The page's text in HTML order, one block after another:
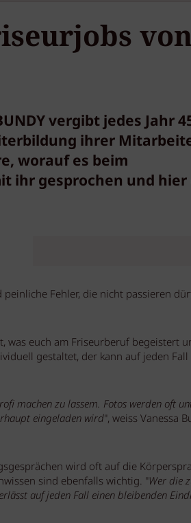
von
vergibt jedes Jahr
ihrer
worauf es beim
ihr gesprochen und hier
Fehler, die nicht passieren
euch am Friseurberuf begeistert
gestaltet, der kann auf jeden
machen zu lassem. Fotos werden oft
eingeladen wird", weiss Vanessa
wird oft auf die
sind ebenfalls wichtig. "Wer die
auf jeden Fall einen bleibenden